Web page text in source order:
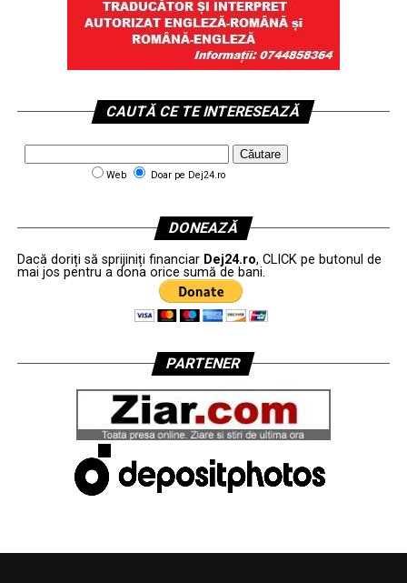
CAUTĂ CE TE INTERESEAZĂ
Web Doar pe Dej24.ro
DONEAZĂ
Dacă doriți să sprijiniți financiar Dej24.ro, CLICK pe butonul de
mai jos pentru a dona orice sumă de bani.
PARTENER